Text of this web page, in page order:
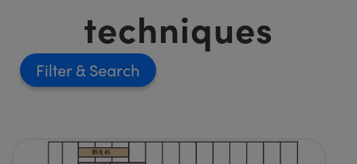
techniques
Filter